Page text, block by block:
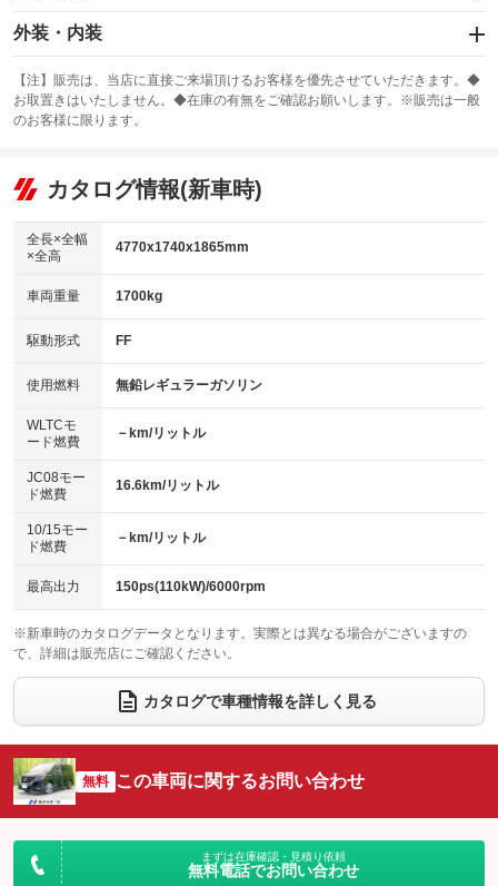
エアバッグ：運転席/助手席
：装備あり
：装備あり
サンルーフ
：装備なし ABS
リフトアップ
：装備なし
：装備なし
パワーウィンドウ
アイドリングストップ
：装備あり
USB入力端子
：装備あり
100V電源
：装備なし
センターデフロック
：装備なし
電動格納ミラー
：装備あり
外装・内装
カーナビ：SDナビ
：装備あり
TV：フルセグ
：装備あり
ビジュアル：-／DVD再生
：装備あり
：装備あり
革シート
キーレス
HID(キセノンライト)
：装備なし
バックカメラ
：装備あり
エアロ
：装備なし
：装備なし
パワーシート
ベンチシート
：装備なし
チップアップシート
：装備なし
：装備なし ：装備なし
ウォークスルー
：装備あり
電動リアゲート フロントカメラ
：装備あり
：装備なし ：装備あり
サイドカメラ
：装備あり ルーフレール
：装備なし
：装備なし
：装備なし
【注】販売は、当店に直接ご来場頂けるお客様を優先させていただきます。◆
お取置きはいたしません。◆在庫の有無をご確認お願いします。※販売は一般
のお客様に限ります。
カタログ情報(新車時)
全長×全幅
×全高
4770x1740x1865mm
車両重量 1700kg
駆動形式 FF
使用燃料 無鉛レギュラーガソリン
WLTCモ
ード燃費
－km/リットル
JC08モー
ド燃費
16.6km/リットル
10/15モー
ド燃費
－km/リットル
最高出力 150ps(110kW)/6000rpm
※新車時のカタログデータとなります。実際とは異なる場合がございますの
で、詳細は販売店にご確認ください。
カタログで車種情報を詳しく見る
無料 この車両に関するお問い合わせ
まずは在庫確認・見積り依頼
無料電話でお問い合わせ